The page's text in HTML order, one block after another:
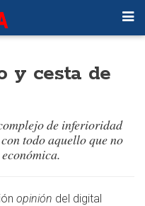
y cesta de
de inferioridad
todo aquello que no
opinión del digital